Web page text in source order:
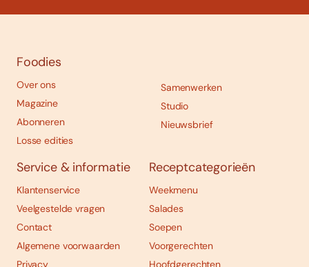
Foodies
Over ons
Magazine
Abonneren
Losse edities
Samenwerken
Studio
Nieuwsbrief
Service & informatie
Klantenservice
Veelgestelde vragen
Contact
Algemene voorwaarden
Privacy
Receptcategorieën
Weekmenu
Salades
Soepen
Voorgerechten
Hoofdgerechten